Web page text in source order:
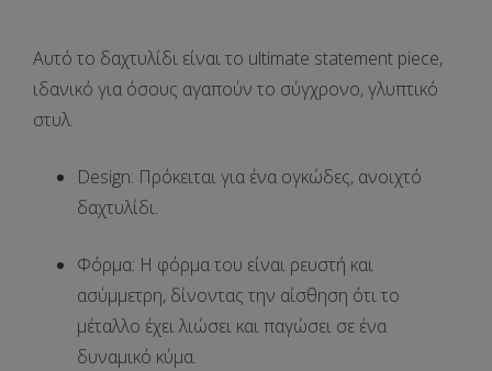
Αυτό το δαχτυλίδι είναι το ultimate statement piece,
ιδανικό για όσους αγαπούν το σύγχρονο, γλυπτικό
στυλ.
Design: Πρόκειται για ένα ογκώδες, ανοιχτό
δαχτυλίδι.
Φόρμα: Η φόρμα του είναι ρευστή και
ασύμμετρη, δίνοντας την αίσθηση ότι το
μέταλλο έχει λιώσει και παγώσει σε ένα
δυναμικό κύμα.